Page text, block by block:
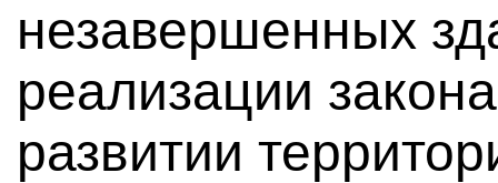
незавершенных
реализации
развитии